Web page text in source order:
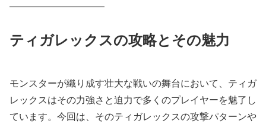
——————————
ティガレックスの攻略とその魅力
モンスターが織り成す壮大な戦いの舞台において、ティガ
レックスはその力強さと迫力で多くのプレイヤーを魅了し
ています。今回は、そのティガレックスの攻撃パターンや